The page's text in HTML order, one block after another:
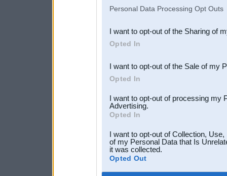
Downstream Participants
third parties.
Personal Data Processing Opt Outs
I want to opt-out of the Sharing of
Opted In
I want to opt-out of the Sale of my
Opted In
I want to opt-out of processing my
Advertising.
Opted In
I want to opt-out of Collection,
of my Personal Data that Is
it was collected.
Opted Out